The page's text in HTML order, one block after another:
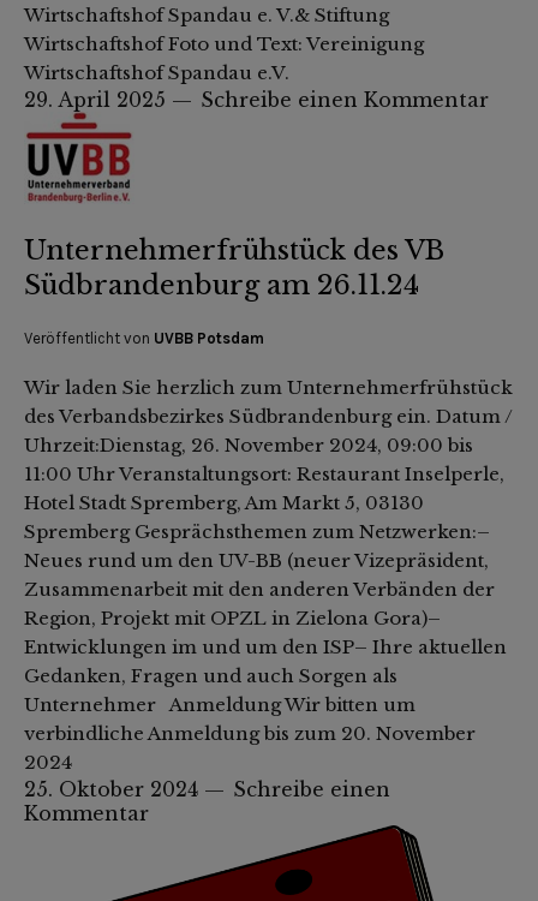
Wirtschaftshof Spandau e. V.& Stiftung
Wirtschaftshof Foto und Text: Vereinigung
Wirtschaftshof Spandau e.V.
29. April 2025 Schreibe einen Kommentar
Unternehmerfrühstück des VB
Südbrandenburg am 26.11.24
Veröffentlicht von UVBB Potsdam
Wir laden Sie herzlich zum Unternehmerfrühstück
des Verbandsbezirkes Südbrandenburg ein. Datum /
Uhrzeit:Dienstag, 26. November 2024, 09:00 bis
11:00 Uhr Veranstaltungsort: Restaurant Inselperle,
Hotel Stadt Spremberg, Am Markt 5, 03130
Spremberg Gesprächsthemen zum Netzwerken:–
Neues rund um den UV-BB (neuer Vizepräsident,
Zusammenarbeit mit den anderen Verbänden der
Region, Projekt mit OPZL in Zielona Gora)–
Entwicklungen im und um den ISP– Ihre aktuellen
Gedanken, Fragen und auch Sorgen als
Unternehmer Anmeldung Wir bitten um
verbindliche Anmeldung bis zum 20. November
2024
25. Oktober 2024
Schreibe einen
Kommentar